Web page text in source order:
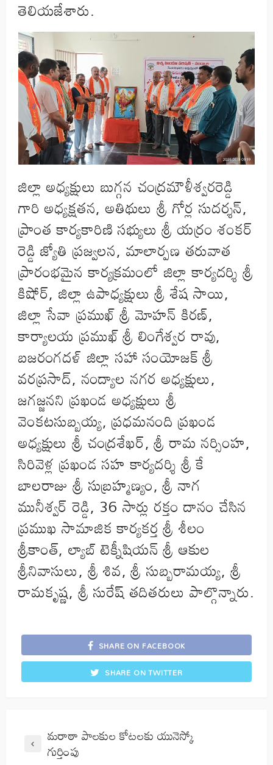
తెలియజేశారు.
జిల్లా అధ్యక్షులు బుగ్గన చంద్రమౌళీశ్వరరెడ్డి
గారి అధ్యక్షతన, అతిథులు శ్రీ గోర్ల సుదర్శన్,
ప్రాంత కార్యకారిణి సభ్యులు శ్రీ యర్రం శంకర్
రెడ్డి జ్యోతి ప్రజ్వలన, మాలార్పణ తరువాత
ప్రారంభమైన కార్యక్రమంలో జిల్లా కార్యదర్శి శ్రీ
కిషోర్, జిల్లా ఉపాధ్యక్షులు శ్రీ శేష సాయి,
జిల్లా సేవా ప్రముఖ్ శ్రీ మోహన్ కిరణ్,
కార్యాలయ ప్రముఖ్ శ్రీ లింగేశ్వర రావు,
బజరంగదళ్ జిల్లా సహా సంయోజక్ శ్రీ
వరప్రసాద్, నంద్యాల నగర అధ్యక్షులు,
జగజ్జనని ప్రఖండ అధ్యక్షులు శ్రీ
వెంకటసుబ్బయ్య, ప్రధమనంది ప్రఖండ
అధ్యక్షులు శ్రీ చంద్రశేఖర్, శ్రీ రామ నర్సింహ,
సిరివెళ్ల ప్రఖండ సహ కార్యదర్శి శ్రీ కే
బాలరాజు శ్రీ సుబ్రహ్మణ్యం, శ్రీ నాగ
మునీశ్వర్ రెడ్డి, 36 సార్లు రక్తం దానం చేసిన
ప్రముఖ సామాజిక కార్యకర్త శ్రీ శీలం
శ్రీకాంత్, ల్యాబ్ టెక్నీషియన్ శ్రీ ఆకుల
శ్రీనివాసులు, శ్రీ శివ, శ్రీ సుబ్బరామయ్య, శ్రీ
రామకృష్ణ, శ్రీ సురేష్ తదితరులు పాల్గొన్నారు.
SHARE ON FACEBOOK
SHARE ON TWITTER
మరాఠా పాలకుల కోటలకు యునెస్కో
గుర్తింపు